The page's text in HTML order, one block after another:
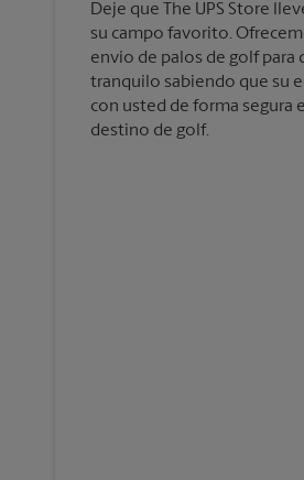
Deje que The UPS Store
su campo favorito.
envío de palos de golf para
tranquilo sabiendo que su
con usted de forma segura
destino de golf.